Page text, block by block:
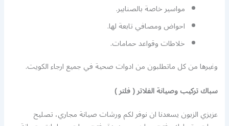
مواسير خاصة بالصنابير.
احواض ومصافي تابعة لها.
خلاطات وقواعد حمامات.
وغيرها من كل ماتطلبون من ادوات صحية في جميع ارجاء الكويت.
سباك تركيب وصيانة الفلاتر ( فلتر )
عزيزي الزبون يسعدنا ان نوفر لكم ورشات صيانة مجاري، تصليح